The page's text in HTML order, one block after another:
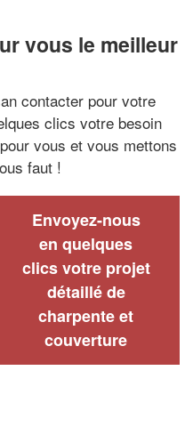
vous le meilleur
contacter pour votre
clics votre besoin
vous et vous mettons
faut !
Envoyez-nous
en quelques
clics votre projet
détaillé de
charpente et
couverture